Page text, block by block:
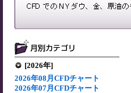
[2026年]
2026年08月CFDチャート
2026年07月CFDチャート